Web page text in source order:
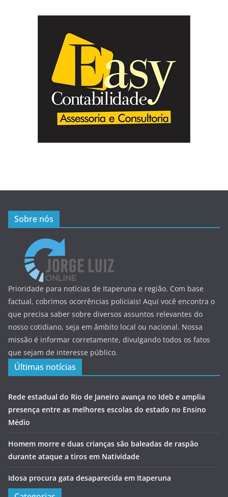
Sobre nós
Prioridade para notícias de Itaperuna e região. Com base
factual, cobrimos ocorrências policiais! Aqui você encontra o
que precisa saber sobre diversos assuntos relevantes do
nosso cotidiano, seja em âmbito local ou nacional. Nossa
missão é informar corretamente, divulgando todos os fatos
que sejam de interesse público.
Últimas notícias
Rede estadual do Rio de Janeiro avança no Ideb e amplia
presença entre as melhores escolas do estado no Ensino
Médio
Homem morre e duas crianças são baleadas de raspão
durante ataque a tiros em Natividade
Idosa procura gata desaparecida em Itaperuna